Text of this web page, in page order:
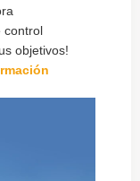
control
objetivos!